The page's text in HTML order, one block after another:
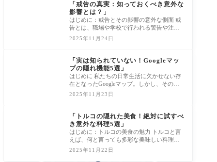
「戒告の真実：知っておくべき意外な
影響とは？」
はじめに：戒告とその影響の意外な側面 戒
告とは、職場や学校で行われる警告や注意
のことを指しますが、その背後には私たち
2025年11月24日
「実は知られていない！Googleマッ
プの隠れ機能5選」
はじめに 私たちの日常生活に欠かせない存
在となったGoogleマップ。しかし、その機
能は単なる地図表示や経路案内にとどまら
ず、実
2025年11月23日
「トルコの隠れた美食！絶対に試すべ
き意外な料理5選」
はじめに：トルコの美食の魅力 トルコと言
えば、何と言っても多彩な美味しい料理が
魅力です！ケバブやピデ、ドルマなど、世
2025年11月22日